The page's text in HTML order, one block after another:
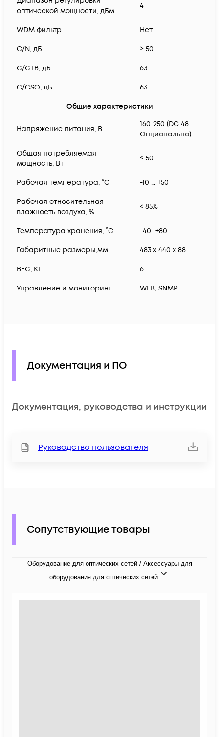
оптической мощности, дБм
4
WDM фильтр Нет
C/N, дБ ≥ 50
C/CTB, дБ 63
C/CSO, дБ 63
Общие характеристики
Напряжение питания, В
160-250 (DC 48
Опционально)
Общая потребляемая
мощность, Вт
≤ 50
Рабочая температура, °С -10 ... +50
Рабочая относительная
влажность воздуха, %
< 85%
Температура хранения, °С -40...+80
Габаритные размеры,мм 483 x 440 x 88
ВЕС, КГ 6
Управление и мониторинг WEB, SNMP
Документация и ПО
Документация, руководства и инструкции
Руководство пользователя
Сопутствующие товары
Оборудование для оптических сетей / Аксессуары для
оборудования для оптических сетей